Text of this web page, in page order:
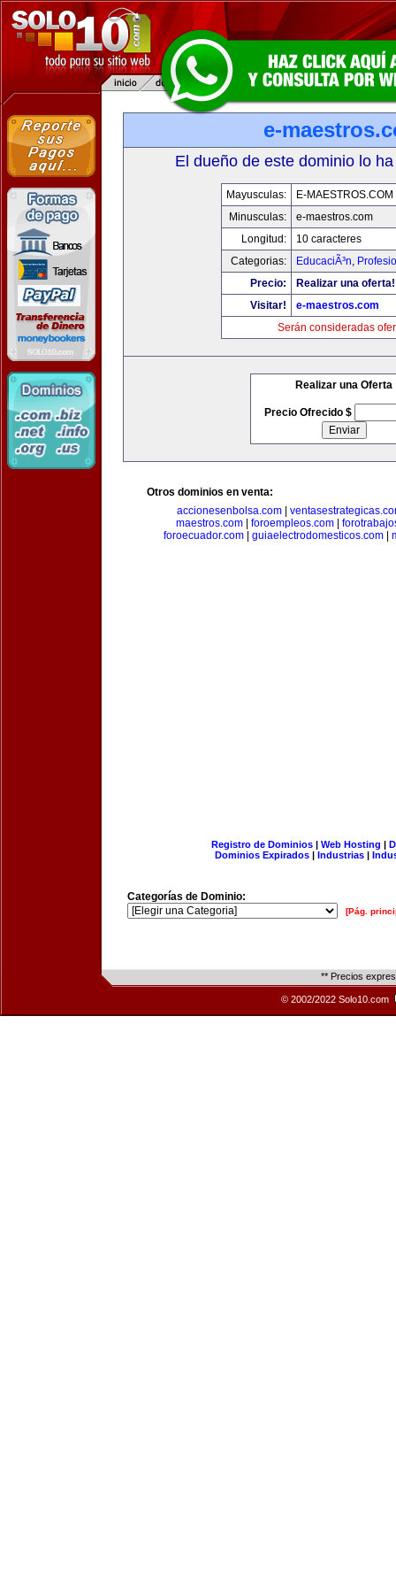
e-
El dueño de este dominio lo
Mayusculas:
E-MAESTROS.COM
Minusculas:
e-maestros.com
Longitud:
10 caracteres
Categorias:
EducaciÃ³n,
Precio:
Realizar una oferta!
Visitar!
e-maestros.com
Serán consideradas
Realizar una Oferta
Precio Ofrecido $
Otros dominios en venta:
accionesenbolsa.com|
maestros.com| foroempleos.com|
foroecuador.com| guiaelectrodomesticos.com|
Registro de Dominios| Web Hosting |
Dominios Expirados | Industrias |
Categorías de Dominio:
[Pág.
** Precios
© 2002/2022 Solo10.com